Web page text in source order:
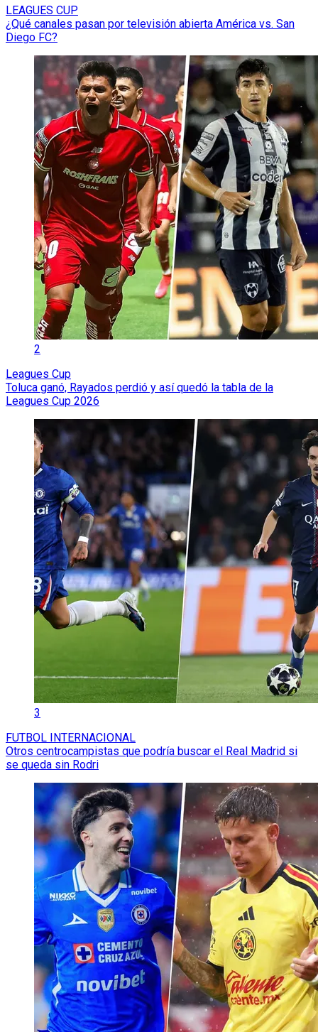
LEAGUES CUP
¿Qué canales pasan por televisión abierta América vs. San
Diego FC?
2
Leagues Cup
Toluca ganó, Rayados perdió y así quedó la tabla de la
Leagues Cup 2026
3
FUTBOL INTERNACIONAL
Otros centrocampistas que podría buscar el Real Madrid si
se queda sin Rodri